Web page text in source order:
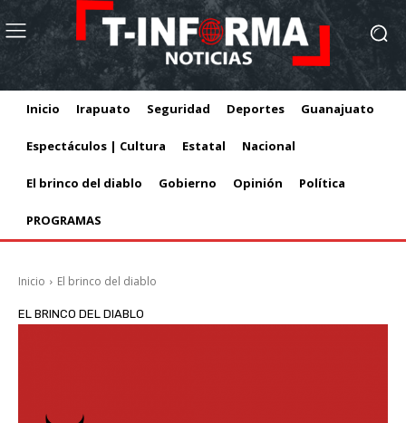
Inicio Irapuato Seguridad Deportes Guanajuato
Espectáculos | Cultura Estatal Nacional
El brinco del diablo Gobierno Opinión Política
PROGRAMAS
Inicio El brinco del diablo
EL BRINCO DEL DIABLO